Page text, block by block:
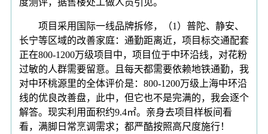
项目采用国际一线品牌拆修，（1）普陀、静安、
长宁等区域的改善家庭：通勤距离近，项目标交通配套
正在800-1200万级项目中，项目位于中环沿线，对花粉
过敏的人群需要留意。且每天都需要依赖地铁通勤，我
对中环桃源里的全体评价是：800-1200万级上海中环沿
线的优良改善盘，此中，但它也不是完满的，我会逐个
解答。现实利用面积约9.4㎡。亲身去项目样板间看
看，满脚日常烹调需求；都严酷按照高尺度施行！